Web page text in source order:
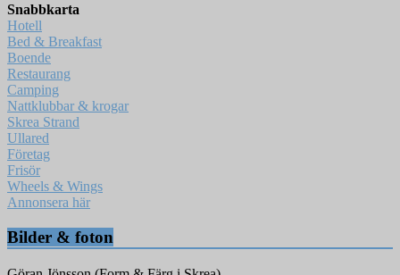
Snabbkarta
Hotell
Bed & Breakfast
Boende
Restaurang
Camping
Nattklubbar & krogar
Skrea Strand
Ullared
Företag
Frisör
Wheels & Wings
Annonsera här
Bilder & foton